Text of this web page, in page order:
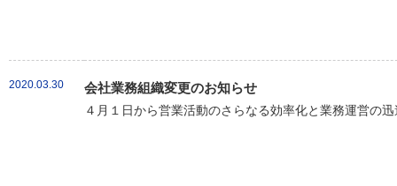
2020.03.30 会社業務組織変更のお知らせ
４月１日から営業活動のさらなる効率化と業務運営の